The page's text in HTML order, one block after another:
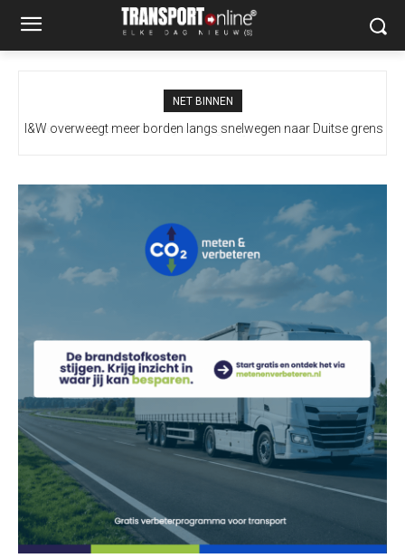
NET BINNEN
I&W overweegt meer borden langs snelwegen naar Duitse grens